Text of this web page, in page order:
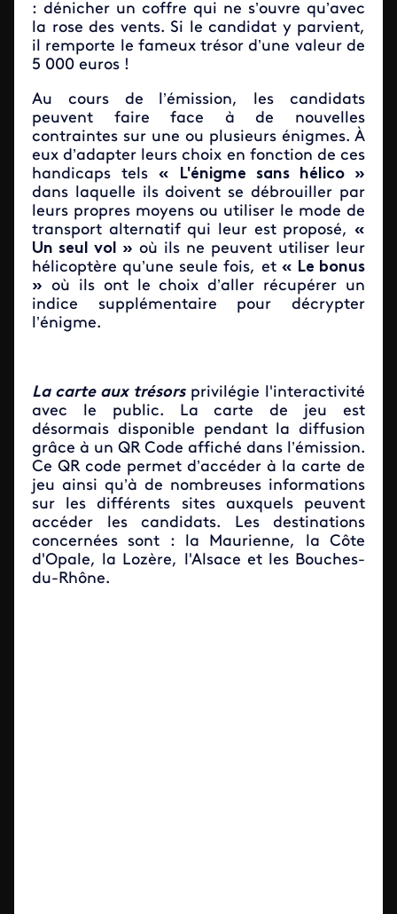
: dénicher un coffre qui ne s’ouvre qu’avec
la rose des vents. Si le candidat y parvient,
il remporte le fameux trésor d’une valeur de
5 000 euros !
Au cours de l’émission, les candidats
peuvent faire face à de nouvelles
contraintes sur une ou plusieurs énigmes. À
eux d’adapter leurs choix en fonction de ces
handicaps tels « L'énigme sans hélico »
dans laquelle ils doivent se débrouiller par
leurs propres moyens ou utiliser le mode de
transport alternatif qui leur est proposé, «
Un seul vol » où ils ne peuvent utiliser leur
hélicoptère qu’une seule fois, et « Le bonus
» où ils ont le choix d’aller récupérer un
indice supplémentaire pour décrypter
l’énigme.
La carte aux trésorsprivilégie l'interactivité
avec le public. La carte de jeu est
désormais disponible pendant la diffusion
grâce à un QR Code affiché dans l’émission.
Ce QR code permet d’accéder à la carte de
jeu ainsi qu’à de nombreuses informations
sur les différents sites auxquels peuvent
accéder les candidats. Les destinations
concernées sont : la Maurienne, la Côte
d'Opale, la Lozère, l'Alsace et les Bouches-
du-Rhône.